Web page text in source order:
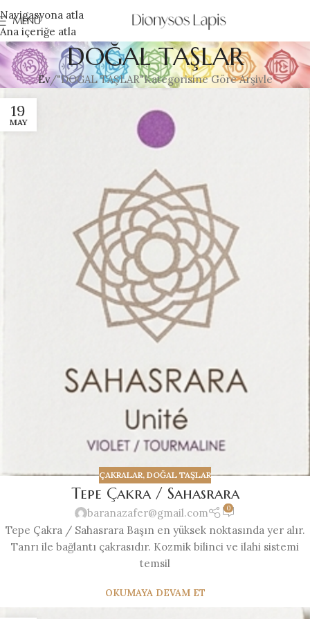
Navigasyona atla
Ana içeriğe atla
MENÜ
DOĞAL TAŞLAR
Ev "DOĞAL TAŞLAR"Kategorisine Göre Arşivle
19
MAY
ÇAKRALAR, DOĞAL TAŞLAR
Tepe Çakra / Sahasrara
baranazafer@gmail.com 0
Tepe Çakra / Sahasrara Başın en yüksek noktasında yer alır.
Tanrı ile bağlantı çakrasıdır. Kozmik bilinci ve ilahi sistemi
temsil
OKUMAYA DEVAM ET